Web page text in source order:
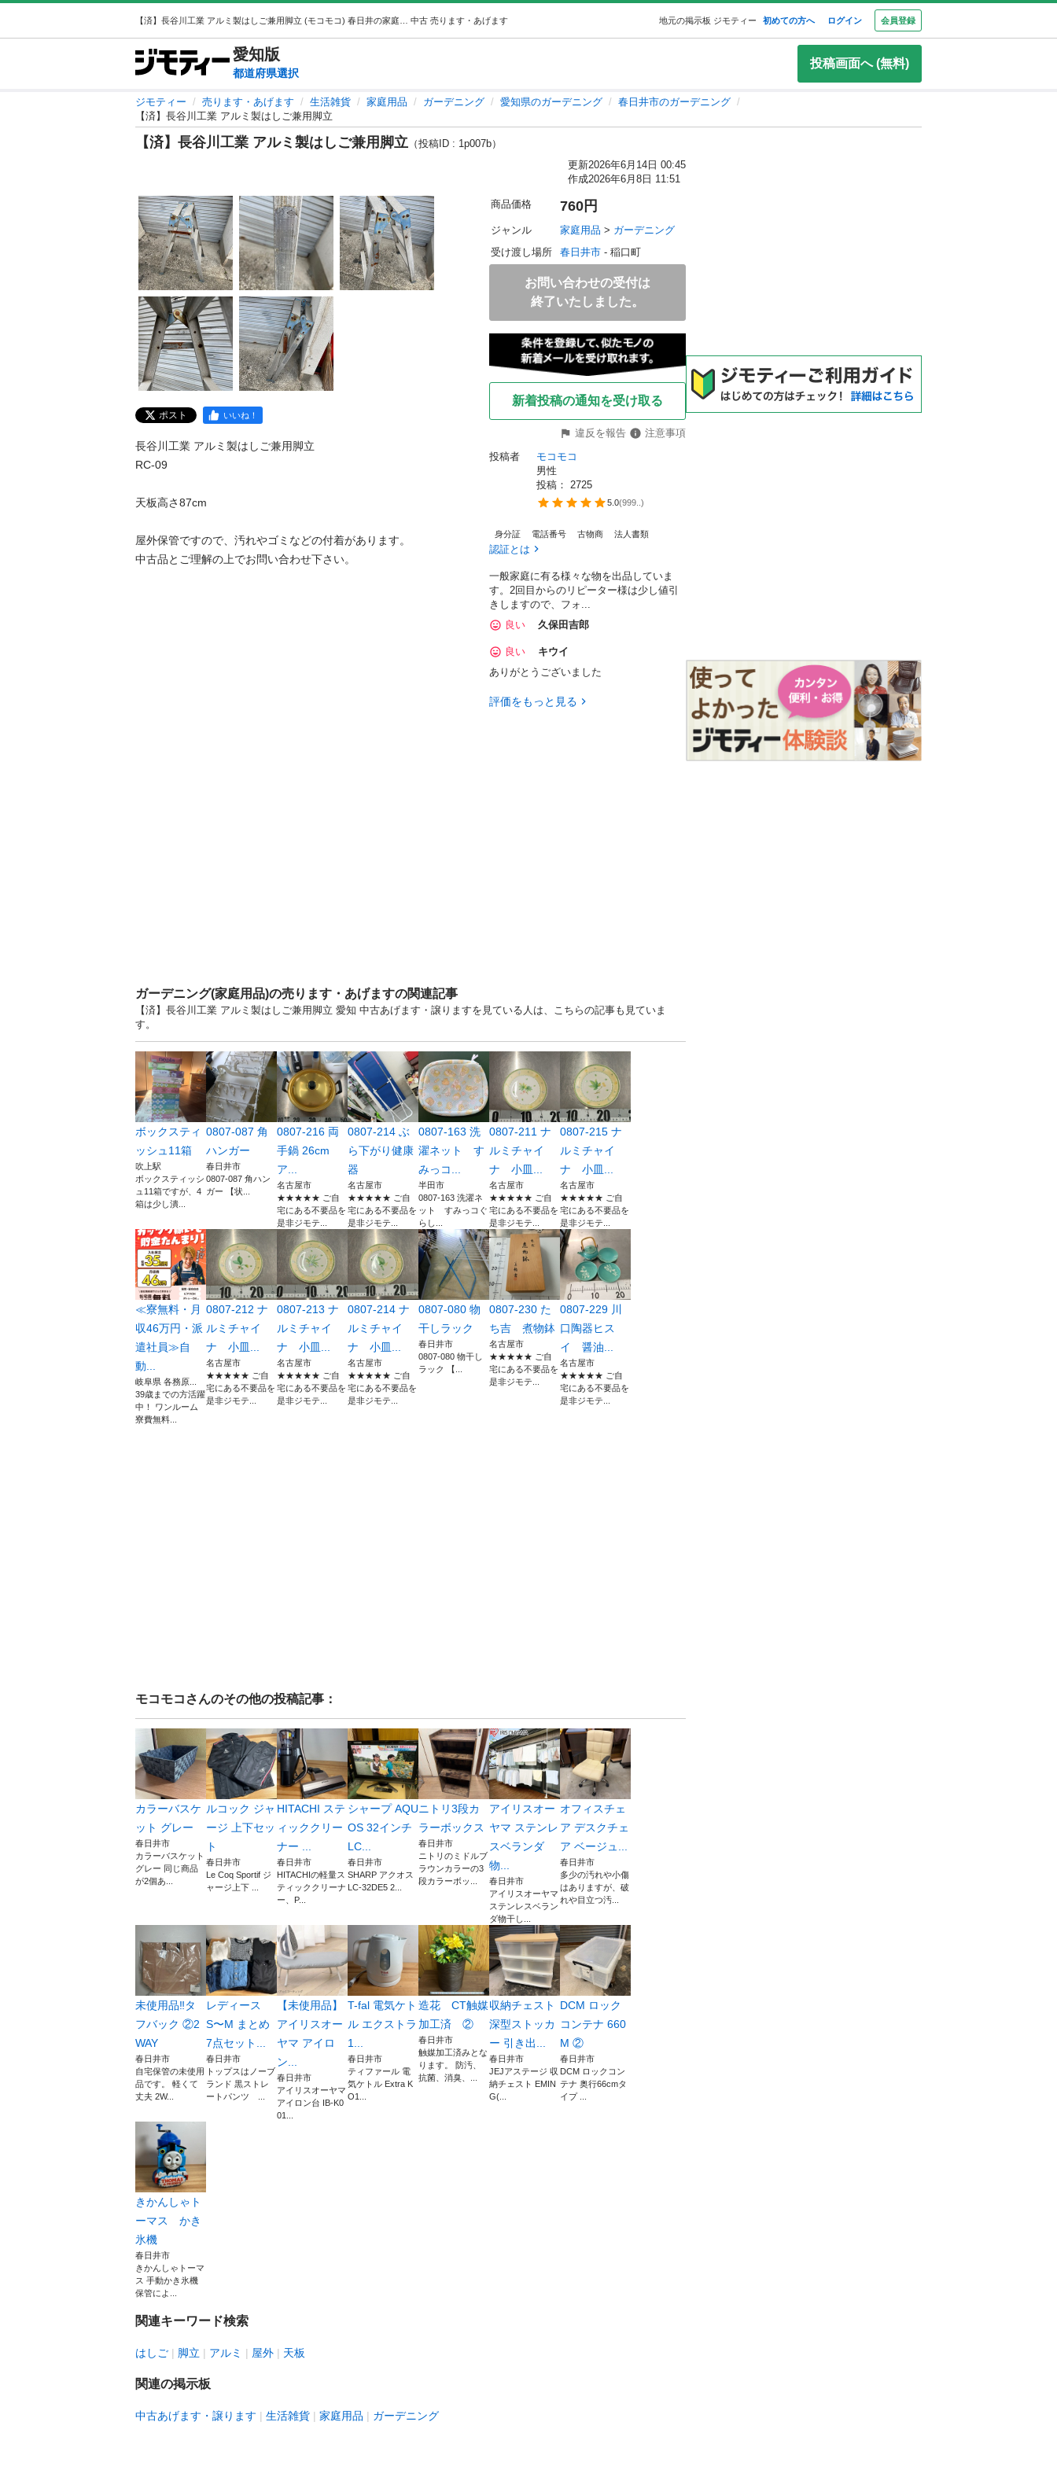
中古 売ります・あげます 地元の掲示板 ジモティー 初めての方へ ログイン 会員登録
愛知版
都道府県選択
投稿画面へ (無料)
ジモティー 売ります・あげます 生活雑貨 家庭用品 ガーデニング 愛知県のガーデニング
春日井市のガーデニング
【済】長谷川工業 アルミ製はしご兼用脚立
【済】長谷川工業 アルミ製はしご兼用脚立 （投稿ID : 1p007b）
更新2026年6月14日 00:45
作成2026年6月8日 11:51
ポスト いいね！
長谷川工業 アルミ製はしご兼用脚立
RC-09
天板高さ87cm
屋外保管ですので、汚れやゴミなどの付着があります。
中古品とご理解の上でお問い合わせ下さい。
商品価格 760円
ジャンル 家庭用品 > ガーデニング
受け渡し場所
春日井市 - 稲口町
お問い合わせの受付は
終了いたしました。
新着投稿の通知を受け取る
違反を報告
注意事項
投稿者
モコモコ
男性
投稿： 2725
5.0(999.. )
身分証 電話番号 古物商 法人書類
認証とは
一般家庭に有る様々な物を出品していま
す。2回目からのリピーター様は少し値引
きしますので、フォ...
良い
久保田吉郎
良い
キウイ
ありがとうございました
評価をもっと見る
ガーデニング(家庭用品)の売ります・あげますの関連記事
【済】長谷川工業 アルミ製はしご兼用脚立 愛知 中古あげます・譲りますを見ている人は、こちらの記事も見ていま
す。
ボックスティ
ッシュ11箱
吹上駅
ボックスティッシ
ュ11箱ですが、4
箱は少し潰...
0807-087 角
ハンガー
春日井市
0807-087 角ハン
ガー 【状...
0807-216 両
手鍋 26cm
ア...
名古屋市
★★★★★ ご自
宅にある不要品を
是非ジモテ...
0807-214 ぶ
ら下がり健康
器
名古屋市
★★★★★ ご自
宅にある不要品を
是非ジモテ...
0807-163 洗
濯ネット す
みっコ...
半田市
0807-163 洗濯ネ
ット すみっコぐ
らし...
0807-211 ナ
ルミチャイ
ナ 小皿...
名古屋市
★★★★★ ご自
宅にある不要品を
是非ジモテ...
0807-215 ナ
ルミチャイ
ナ 小皿...
名古屋市
★★★★★ ご自
宅にある不要品を
是非ジモテ...
≪寮無料・月
収46万円・派
遣社員≫自
動...
岐阜県 各務原...
39歳までの方活躍
中！ ワンルーム
寮費無料...
0807-212 ナ
ルミチャイ
ナ 小皿...
名古屋市
★★★★★ ご自
宅にある不要品を
是非ジモテ...
0807-213 ナ
ルミチャイ
ナ 小皿...
名古屋市
★★★★★ ご自
宅にある不要品を
是非ジモテ...
0807-214 ナ
ルミチャイ
ナ 小皿...
名古屋市
★★★★★ ご自
宅にある不要品を
是非ジモテ...
0807-080 物
干しラック
春日井市
0807-080 物干し
ラック 【...
0807-230 た
ち吉 煮物鉢
名古屋市
★★★★★ ご自
宅にある不要品を
是非ジモテ...
0807-229 川
口陶器ヒス
イ 醤油...
名古屋市
★★★★★ ご自
宅にある不要品を
是非ジモテ...
モコモコ さんのその他の投稿記事：
カラーバスケ
ット グレー
春日井市
カラーバスケット
グレー 同じ商品
が2個あ...
ルコック ジャ
ージ 上下セッ
ト
春日井市
Le Coq Sportif ジ
ャージ上下 ...
HITACHI ステ
ィッククリー
ナー ...
春日井市
HITACHIの軽量ス
ティッククリーナ
ー、P...
シャープ AQU
OS 32インチ
LC...
春日井市
SHARP アクオス
LC-32DE5 2...
ニトリ3段カ
ラーボックス
春日井市
ニトリのミドルブ
ラウンカラーの3
段カラーボッ...
アイリスオー
ヤマ ステンレ
スベランダ
物...
春日井市
アイリスオーヤマ
ステンレスベラン
ダ物干し...
オフィスチェ
ア デスクチェ
ア ベージュ...
春日井市
多少の汚れや小傷
はありますが、破
れや目立つ汚...
未使用品‼︎タ
フバック ②2
WAY
春日井市
自宅保管の未使用
品です。 軽くて
丈夫 2W...
レディース
S〜M まとめ
7点セット...
春日井市
トップスはノーブ
ランド 黒ストレ
ートパンツ ...
【未使用品】
アイリスオー
ヤマ アイロ
ン...
春日井市
アイリスオーヤマ
アイロン台 IB-K0
01...
T-fal 電気ケト
ル エクストラ
1...
春日井市
ティファール 電
気ケトル Extra K
O1...
造花 CT触媒
加工済 ②
春日井市
触媒加工済みとな
ります。 防汚、
抗菌、消臭、...
収納チェスト
深型ストッカ
ー 引き出...
春日井市
JEJアステージ 収
納チェスト EMIN
G(...
DCM ロック
コンテナ 660
M ②
春日井市
DCM ロックコン
テナ 奥行66cmタ
イプ ...
きかんしゃト
ーマス かき
氷機
春日井市
きかんしゃトーマ
ス 手動かき氷機
保管によ...
関連キーワード検索
はしご 脚立 アルミ 屋外 天板
関連の掲示板
中古あげます・譲ります 生活雑貨 家庭用品 ガーデニング